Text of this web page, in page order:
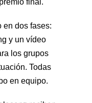
final.
en dos fases:
y un vídeo
los grupos
Todas
en equipo.